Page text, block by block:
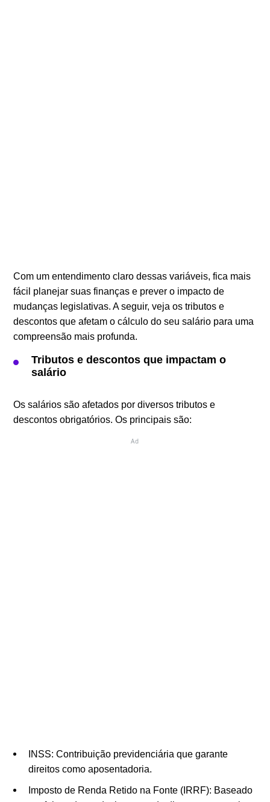
Com um entendimento claro dessas variáveis, fica mais
fácil planejar suas finanças e prever o impacto de
mudanças legislativas. A seguir, veja os tributos e
descontos que afetam o cálculo do seu salário para uma
compreensão mais profunda.
Tributos e descontos que impactam o
salário
Os salários são afetados por diversos tributos e
descontos obrigatórios. Os principais são:
Ad
INSS: Contribuição previdenciária que garante
direitos como aposentadoria.
Imposto de Renda Retido na Fonte (IRRF): Baseado